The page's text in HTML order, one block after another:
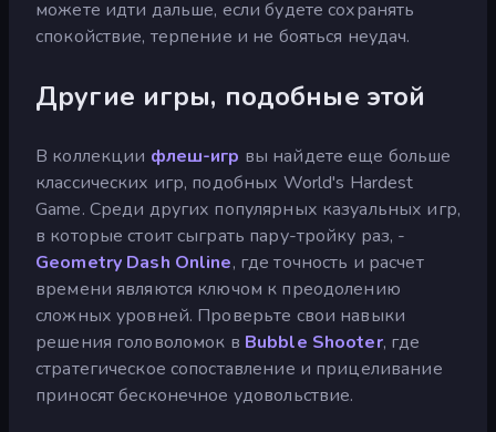
можете идти дальше, если будете сохранять
спокойствие, терпение и не бояться неудач.
Другие игры, подобные этой
В коллекции флеш-игр вы найдете еще больше
классических игр, подобных World's Hardest
Game. Среди других популярных казуальных игр,
в которые стоит сыграть пару-тройку раз, -
Geometry Dash Online, где точность и расчет
времени являются ключом к преодолению
сложных уровней. Проверьте свои навыки
решения головоломок в Bubble Shooter, где
стратегическое сопоставление и прицеливание
приносят бесконечное удовольствие.